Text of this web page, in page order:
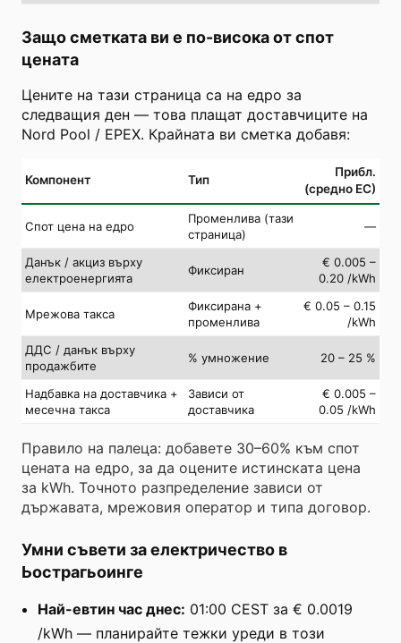
Защо сметката ви е по-висока от спот
цената
Цените на тази страница са на едро за
следващия ден — това плащат доставчиците на
Nord Pool / EPEX. Крайната ви сметка добавя:
Компонент Тип
Прибл.
(средно ЕС)
Спот цена на едро
Променлива (тази
страница)
—
Данък / акциз върху
електроенергията
Фиксиран
€ 0.005 –
0.20 /kWh
Мрежова такса
Фиксирана +
променлива
€ 0.05 – 0.15
/kWh
ДДС / данък върху
продажбите
% умножение 20 – 25 %
Надбавка на доставчика +
месечна такса
Зависи от
доставчика
€ 0.005 –
0.05 /kWh
Правило на палеца: добавете 30–60% към спот
цената на едро, за да оцените истинската цена
за kWh. Точното разпределение зависи от
държавата, мрежовия оператор и типа договор.
Умни съвети за електричество в
Ьострагьоинге
Най-евтин час днес: 01:00 CEST за € 0.0019
/kWh — планирайте тежки уреди в този